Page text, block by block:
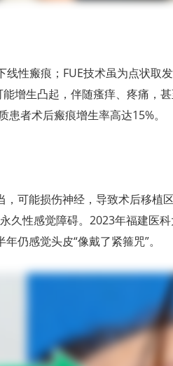
性瘢痕；FUE技术虽为点状取
增生凸起，伴随瘙痒、疼痛，
者术后瘢痕增生率高达15%。
可能损伤神经，导致术后移植
久性感觉障碍。2023年福建医
仍感觉头皮“像戴了紧箍咒”。